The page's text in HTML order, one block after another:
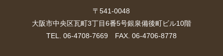
〒541-0048
大阪市中央区瓦町3丁目6番5号銀泉備後町ビル10階
TEL. 06-4708-7669 FAX. 06-4706-8778